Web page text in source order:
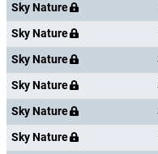
Sky Nature
Sky Nature
Sky Nature
Sky Nature
Sky Nature
Sky Nature